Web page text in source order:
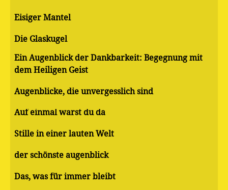
Eisiger Mantel
Die Glaskugel
Ein Augenblick der Dankbarkeit: Begegnung mit
dem Heiligen Geist
Augenblicke, die unvergesslich sind
Auf einmal warst du da
Stille in einer lauten Welt
der schönste augenblick
Das, was für immer bleibt